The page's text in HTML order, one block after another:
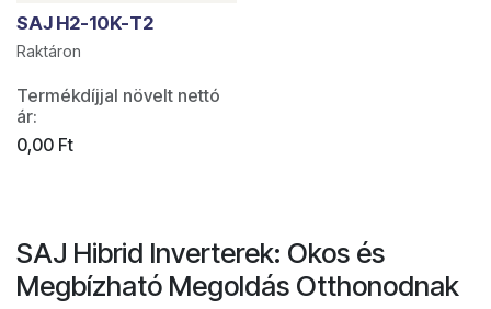
SAJ H2-10K-T2
Raktáron
Termékdíjjal növelt nettó
ár:
0,00 Ft
SAJ Hibrid Inverterek: Okos és
Megbízható Megoldás Otthonodnak